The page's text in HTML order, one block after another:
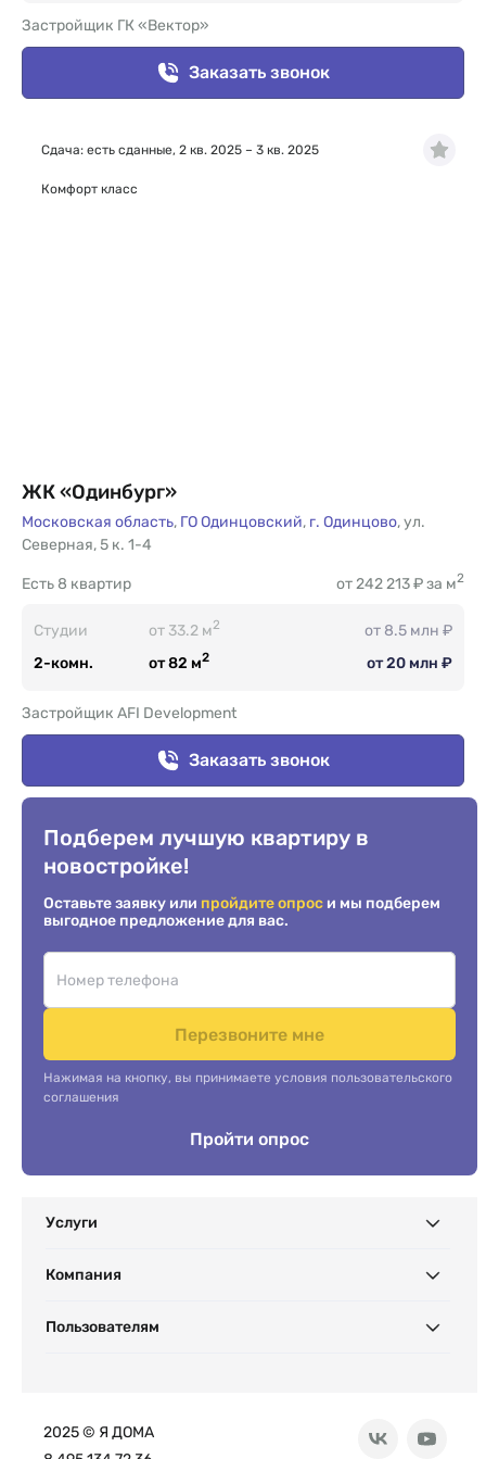
Застройщик ГК «Вектор»
Заказать звонок
ЖК «Одинбург»
Московская область, ГО Одинцовский, г. Одинцово,ул.
Северная,5 к. 1-4
8 квартир
Есть от 242 213 ₽ за м2
Студии от 33.2 м2
от 8.5 млн ₽
2-комн.
от 82 м2 от 20 млн ₽
Застройщик AFI Development
Заказать звонок
Сдача: есть сданные, 2 кв. 2025 – 3 кв. 2025
Комфорт класс
Подберем лучшую квартиру в
новостройке!
Оставьте заявку или пройдите опрос и мы подберем
выгодное предложение для вас.
Перезвоните мне
Нажимая на кнопку, вы принимаете условия пользовательского
соглашения
Пройти опрос
Услуги
Компания
Пользователям
2025 © Я ДОМА